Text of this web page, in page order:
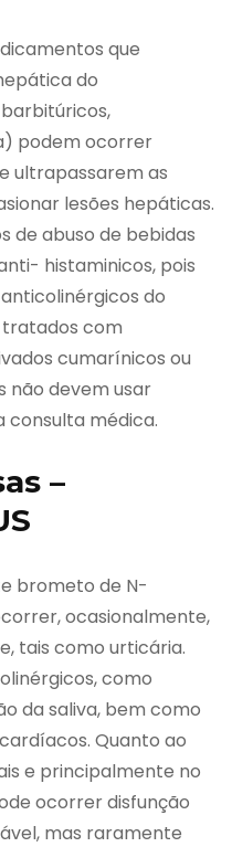
que
do
podem ocorrer
ultrapassarem as
lesões hepáticas.
de abuso de bebidas
histaminicos, pois
do
tratados com
cumarínicos ou
não devem usar
consulta médica.
–
brometo de N-
ocasionalmente,
tais como urticária.
como
da saliva, bem como
Quanto ao
e principalmente no
ocorrer disfunção
mas raramente